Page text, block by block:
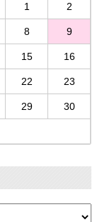
1 2
8 9
15 16
22 23
29 30